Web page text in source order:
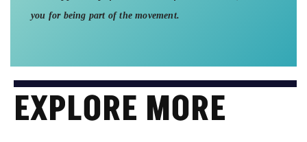
you for being part of the movement.
EXPLORE MORE